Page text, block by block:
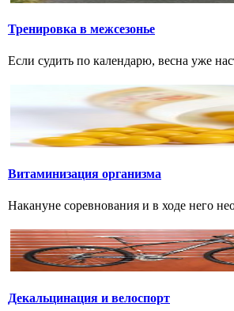
Тренировка в межсезонье
Если судить по календарю, весна уже
Витаминизация организма
Накануне соревнования и в ходе него
Декальцинация и велоспорт